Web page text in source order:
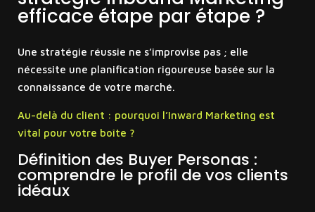
efficace étape par étape ?
Une stratégie réussie ne s’improvise pas ; elle
nécessite une planification rigoureuse basée sur la
connaissance de votre marché.
Au-delà du client : pourquoi l’Inward Marketing est
vital pour votre boîte ?
Définition des Buyer Personas :
comprendre le profil de vos clients
idéaux